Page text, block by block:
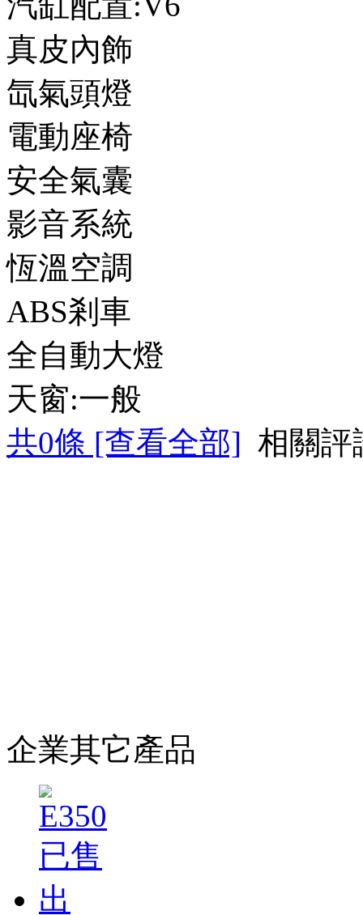
真皮內飾
氙氣頭燈
電動座椅
安全氣囊
影音系統
恆溫空調
ABS剎車
全自動大燈
天窗:一般
共0條 [查看全部] 相關評
企業其它產品